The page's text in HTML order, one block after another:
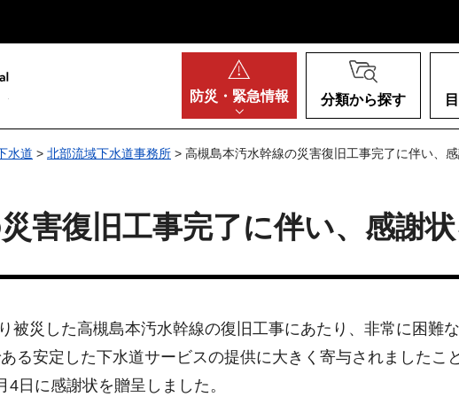
防災・ 緊急情報 分類から探す
水道 > 北部流域下水道事務所 > 高槻島本汚水幹線の災害復旧工事完了に伴い、
害復旧工事完了に伴い、感謝
被災した高槻島本汚水幹線の復旧工事にあたり、非常に困難
る安定した下水道サービスの提供に大きく寄与されましたこ
日に感謝状を贈呈しました。